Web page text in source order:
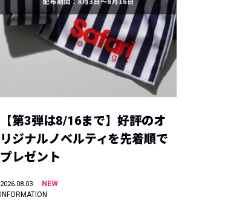
【第3弾は8/16まで】好評のオ
リジナルノベルティを先着順で
プレゼント
2026.08.03
NEW
INFORMATION